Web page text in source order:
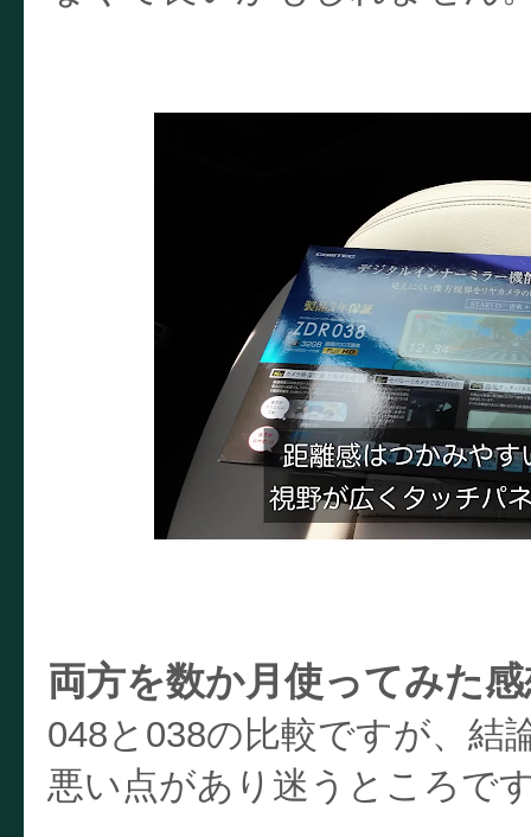
両方を数か月使ってみた
048と038の比較ですが、結
悪い点があり迷うところで